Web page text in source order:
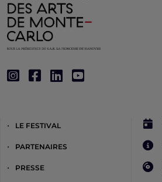
LE FESTIVAL
PARTENAIRES
PRESSE